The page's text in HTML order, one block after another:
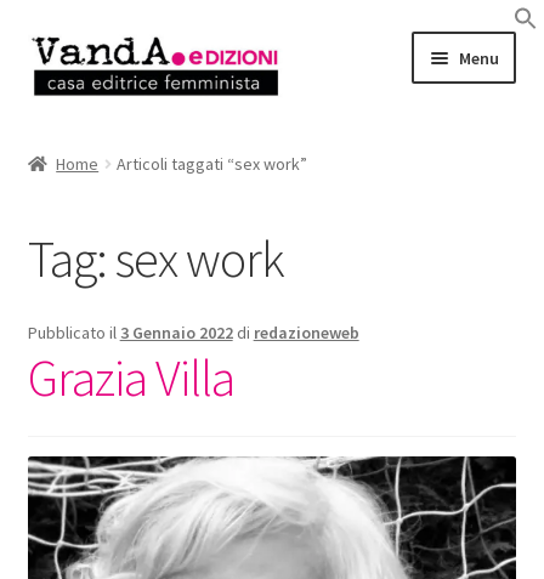
Vai
alla
Vai
al
Menu
AUTRICI e AUTORI
EVENTI
RASSEGNA STAMPA
CHI SIAMO
Home Articoli taggati “sex work”
Tag:sex work
Pubblicato il 3 Gennaio 2022 di redazioneweb
Grazia Villa